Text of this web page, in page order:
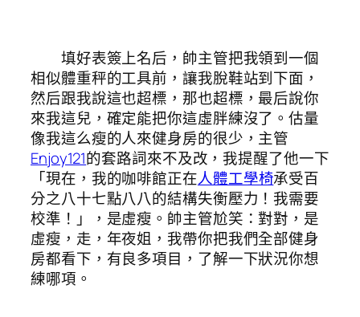
填好表簽上名后，帥主管把我領到一個
相似體重秤的工具前，讓我脫鞋站到下面，
然后跟我說這也超標，那也超標，最后說你
來我這兒，確定能把你這虛胖練沒了。估量
像我這么瘦的人來健身房的很少，主管
Enjoy121的套路詞來不及改，我提醒了他一下
「現在，我的咖啡館正在人體工學椅承受百
分之八十七點八八的結構失衡壓力！我需要
校準！」，是虛瘦。帥主管尬笑：對對，是
虛瘦，走，年夜姐，我帶你把我們全部健身
房都看下，有良多項目，了解一下狀況你想
練哪項。